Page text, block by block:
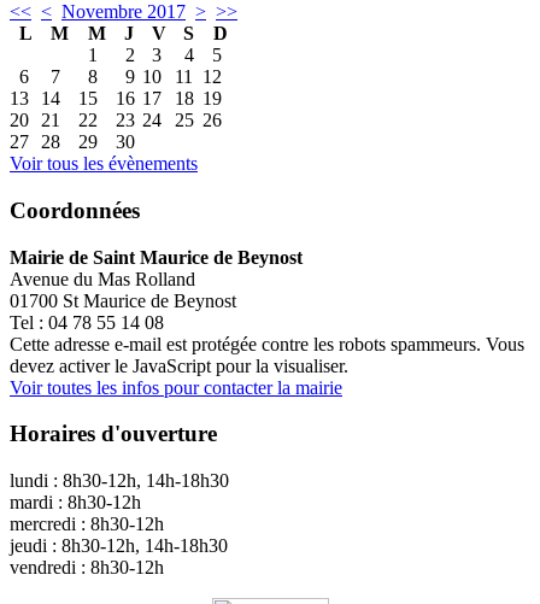
<< < Novembre 2017 > >>
L
M M J V S
D
1
2 3 4
5
6
7 8 9 10 11
12
13
14 15 16 17 18 19
20
21 22 23 24 25 26
27
28 29
30
Voir tous les évènements
Coordonnées
Mairie de Saint Maurice de Beynost
Avenue du Mas Rolland
01700 St Maurice de Beynost
Tel : 04 78 55 14 08
Cette adresse e-mail est protégée contre les robots spammeurs. Vous
devez activer le JavaScript pour la visualiser.
Voir toutes les infos pour contacter la mairie
Horaires d'ouverture
lundi : 8h30-12h, 14h-18h30
mardi : 8h30-12h
mercredi : 8h30-12h
jeudi : 8h30-12h, 14h-18h30
vendredi : 8h30-12h